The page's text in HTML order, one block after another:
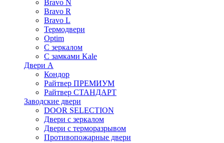
Bravo N
Bravo R
Bravo L
Термодвери
Optim
С зеркалом
С замками Kale
Двери А
Кондор
Райтвер ПРЕМИУМ
Райтвер СТАНДАРТ
Заводские двери
DOOR SELECTION
Двери с зеркалом
Двери с терморазрывом
Противопожарные двери